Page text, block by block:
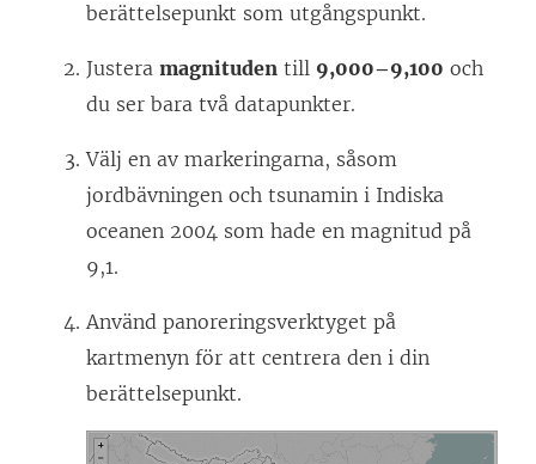
berättelsepunkt som utgångspunkt.
Justera magnituden till 9,000–9,100 och
du ser bara två datapunkter.
Välj en av markeringarna, såsom
jordbävningen och tsunamin i Indiska
oceanen 2004 som hade en magnitud på
9,1.
Använd panoreringsverktyget på
kartmenyn för att centrera den i din
berättelsepunkt.